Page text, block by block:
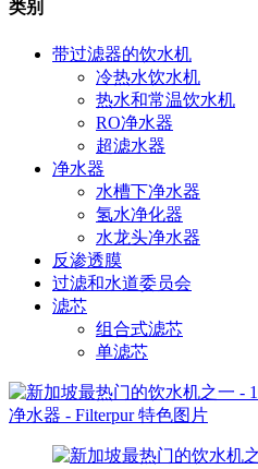
类别
带过滤器的饮水机
冷热水饮水机
热水和常温饮水机
RO净水器
超滤水器
净水器
水槽下净水器
氢水净化器
水龙头净水器
反渗透膜
过滤和水道委员会
滤芯
组合式滤芯
单滤芯